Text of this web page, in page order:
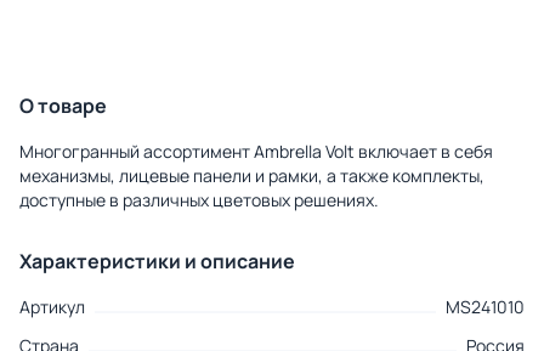
О товаре
Многогранный ассортимент Ambrella Volt включает в себя
механизмы, лицевые панели и рамки, а также комплекты,
доступные в различных цветовых решениях.
Характеристики и описание
Артикул
MS241010
Страна
Россия